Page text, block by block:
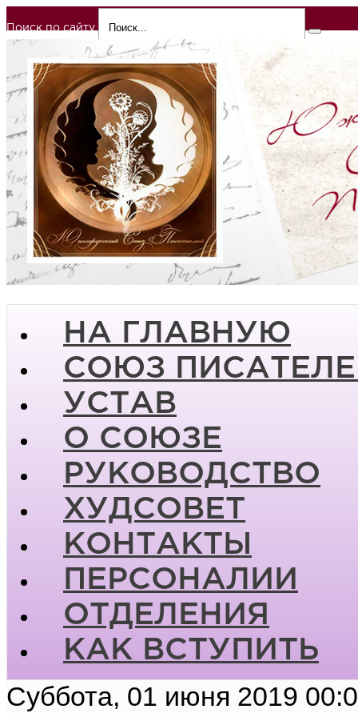
Поиск по сайту
НА ГЛАВНУЮ
СОЮЗ
УСТАВ
О СОЮЗЕ
РУКОВОДСТВО
ХУДСОВЕТ
КОНТАКТЫ
ПЕРСОНАЛИИ
ОТДЕЛЕНИЯ
КАК ВСТУПИТЬ
Суббота, 01 июня 2019